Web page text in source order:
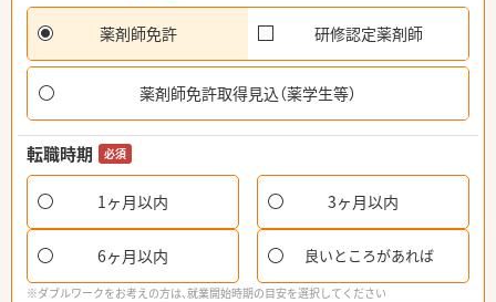
薬剤師免許 研修認定薬剤師
薬剤師免許取得見込（薬学生等）
転職時期 必須
1ヶ月以内 3ヶ月以内
6ヶ月以内 良いところがあれば
※ダブルワークをお考えの方は、就業開始時期の目安を選択してください